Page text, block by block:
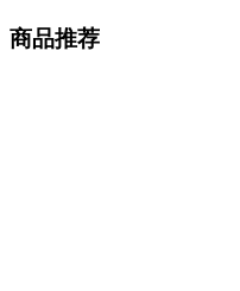
商品推荐